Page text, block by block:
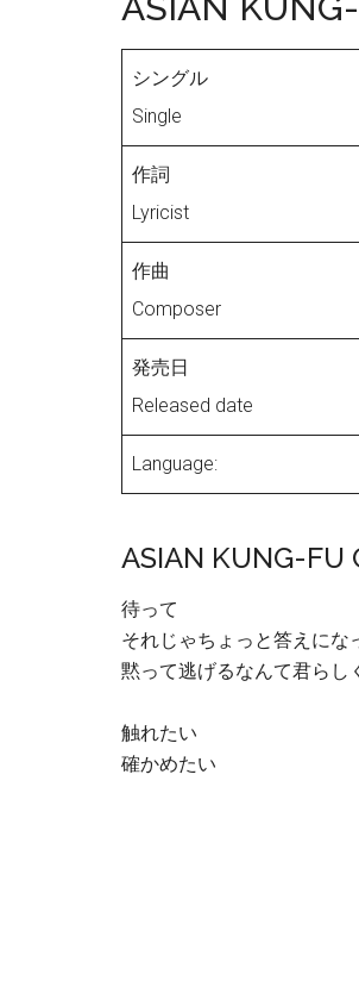
シングル
Single
作詞
Lyricist
作曲
Composer
発売日
Released date
Language:
ASIAN KUNG-FU
待って
それじゃちょっと答えにな
黙って逃げるなんて君らし
触れたい
確かめたい